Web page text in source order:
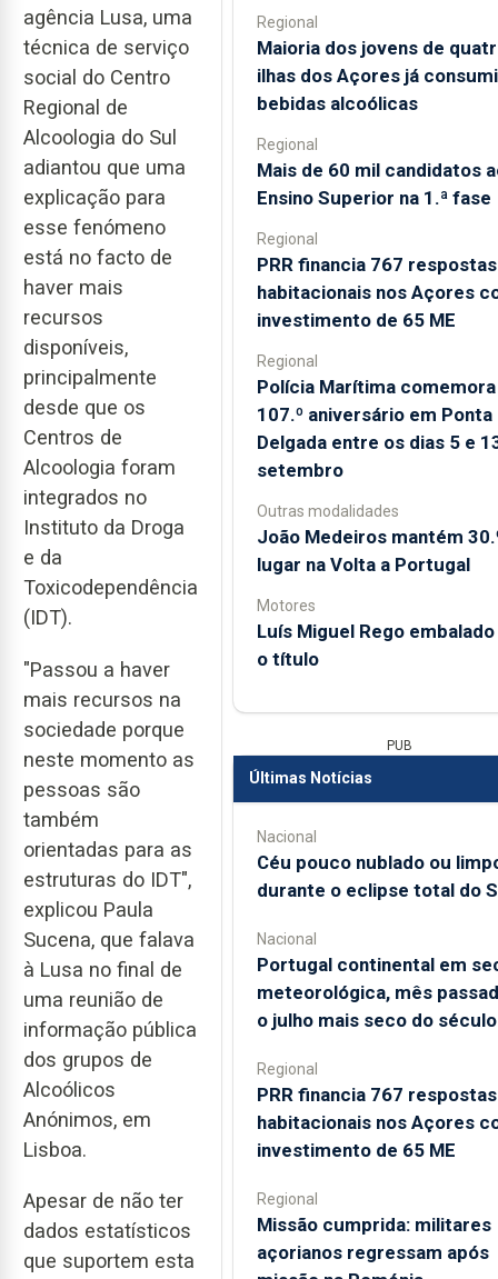
agência Lusa, uma
técnica de serviço
social do Centro
Regional de
Alcoologia do Sul
adiantou que uma
explicação para
esse fenómeno
está no facto de
haver mais
recursos
disponíveis,
principalmente
desde que os
Centros de
Alcoologia foram
integrados no
Instituto da Droga
e da
Toxicodependência
(IDT).
"Passou a haver
mais recursos na
sociedade porque
neste momento as
pessoas são
também
orientadas para as
estruturas do IDT",
explicou Paula
Sucena, que falava
à Lusa no final de
uma reunião de
informação pública
dos grupos de
Alcoólicos
Anónimos, em
Lisboa.
Apesar de não ter
dados estatísticos
que suportem esta
Regional
Maioria dos jovens de
ilhas dos Açores já
bebidas alcoólicas
Regional
Mais de 60 mil candidatos
Ensino Superior na 1.ª fase
Regional
PRR financia 767 respostas
habitacionais nos Açores
investimento de 65 ME
Regional
Polícia Marítima comemora
107.º aniversário em Ponta
Delgada entre os dias 5 e
setembro
Outras modalidades
João Medeiros mantém
lugar na Volta a Portugal
Motores
Luís Miguel Rego
o título
PUB
Últimas Notícias
Nacional
Céu pouco nublado ou
durante o eclipse total do
Nacional
Portugal continental em
meteorológica, mês
o julho mais seco do século
Regional
PRR financia 767 respostas
habitacionais nos Açores
investimento de 65 ME
Regional
Missão cumprida: militares
açorianos regressam após